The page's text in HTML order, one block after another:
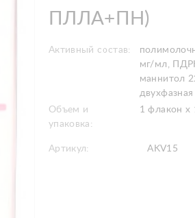
ПЛЛА+ПН)
Активный состав:
мг/мл,
маннитол
Объем и
упаковка:
1 флакон х
Артикул: AKV15